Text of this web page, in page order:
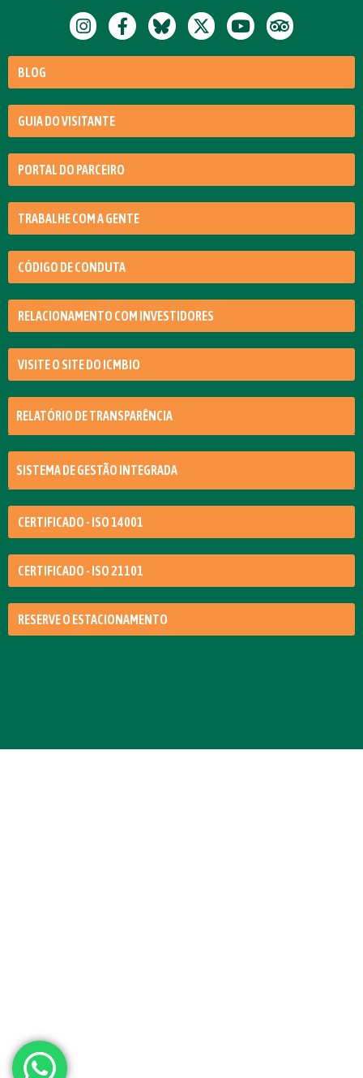
BLOG
GUIA DO VISITANTE
PORTAL DO PARCEIRO
TRABALHE COM A GENTE
CÓDIGO DE CONDUTA
RELACIONAMENTO COM INVESTIDORES
VISITE O SITE DO ICMBIO
RELATÓRIO DE TRANSPARÊNCIA
SISTEMA DE GESTÃO INTEGRADA
CERTIFICADO - ISO 14001
CERTIFICADO - ISO 21101
RESERVE O ESTACIONAMENTO